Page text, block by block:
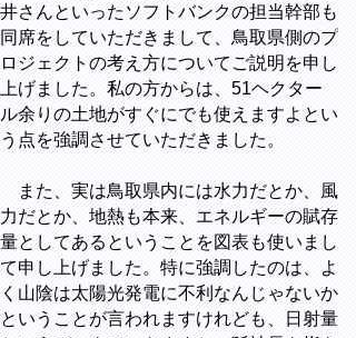
井さんといったソフトバンクの担当幹部も
同席をしていただきまして、鳥取県側のプ
ロジェクトの考え方についてご説明を申し
上げました。私の方からは、51ヘクター
ル余りの土地がすぐにでも使えますよとい
う点を強調させていただきました。
また、実は鳥取県内には水力だとか、風
力だとか、地熱も本来、エネルギーの賦存
量としてあるということを図表も使いまし
て申し上げました。特に強調したのは、よ
く山陰は太陽光発電に不利なんじゃないか
ということが言われますけれども、日射量